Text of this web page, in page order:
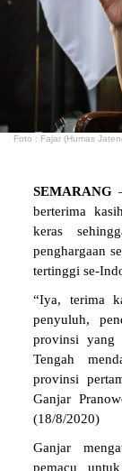
Foto : Fajar (Humas
SEMARANG
berterima
keras
penghargaan
tertinggi se-
“Iya, terima
penyuluh,
provinsi yang
Tengah
provinsi
Ganjar
(18/8/2020)
Ganjar
pemacu